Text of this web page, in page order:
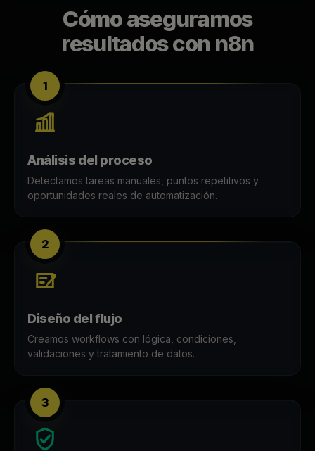
Cómo aseguramos
resultados con n8n
1
Análisis del proceso
Detectamos tareas manuales, puntos repetitivos y
oportunidades reales de automatización.
2
Diseño del flujo
Creamos workflows con lógica, condiciones,
validaciones y tratamiento de datos.
3